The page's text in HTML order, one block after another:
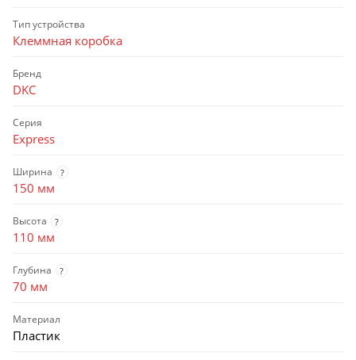
Тип устройства
Клеммная коробка
Бренд
DKC
Серия
Express
Ширина ?
150 мм
Высота ?
110 мм
Глубина ?
70 мм
Материал
Пластик